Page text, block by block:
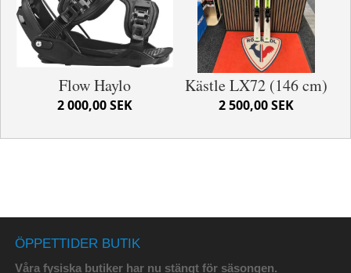
Flow Haylo
2 000,00 SEK
Kästle LX72 (146 cm)
2 500,00 SEK
ÖPPETTIDER BUTIK
Våra fysiska butiker har nu stängt för säsongen.